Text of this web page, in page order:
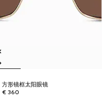
方形镜框太阳眼镜
€ 360